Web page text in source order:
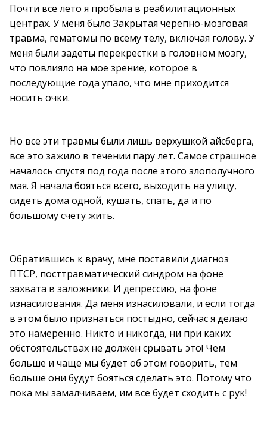
Почти все лето я пробыла в реабилитационных
центрах. У меня было Закрытая черепно-мозговая
травма, гематомы по всему телу, включая голову. У
меня были задеты перекрестки в головном мозгу,
что повлияло на мое зрение, которое в
последующие года упало, что мне приходится
носить очки.
Но все эти травмы были лишь верхушкой айсберга,
все это зажило в течении пару лет. Самое страшное
началось спустя под года после этого злополучного
мая. Я начала бояться всего, выходить на улицу,
сидеть дома одной, кушать, спать, да и по
большому счету жить.
Обратившись к врачу, мне поставили диагноз
ПТСР, посттравматический синдром на фоне
захвата в заложники. И депрессию, на фоне
изнасилования. Да меня изнасиловали, и если тогда
в этом было признаться постыдно, сейчас я делаю
это намеренно. Никто и никогда, ни при каких
обстоятельствах не должен срывать это! Чем
больше и чаще мы будет об этом говорить, тем
больше они будут бояться сделать это. Потому что
пока мы замалчиваем, им все будет сходить с рук!